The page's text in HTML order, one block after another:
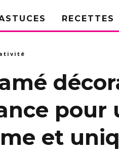
RECETTES
pour
et